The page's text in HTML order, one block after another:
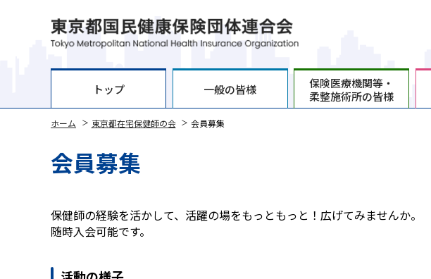
トップ 一般の皆様
保険医療機関等・
柔整施術所の皆様
ホーム 東京都在宅保健師の会 会員募集
会員募集
保健師の経験を活かして、活躍の場をもっともっと！広げてみませんか。
随時入会可能です。